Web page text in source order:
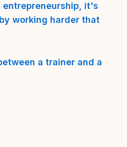
it's
working harder that
a trainer and a